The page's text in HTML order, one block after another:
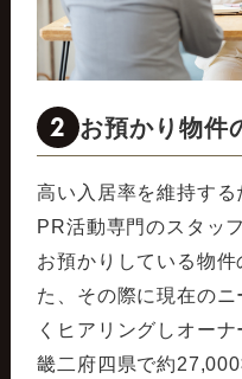
2 お預かり物件
高い入居率を維持す
PR活動専門のスタッ
お預かりしている物
た、その際に現在の
くヒアリングしオー
畿二府四県で約